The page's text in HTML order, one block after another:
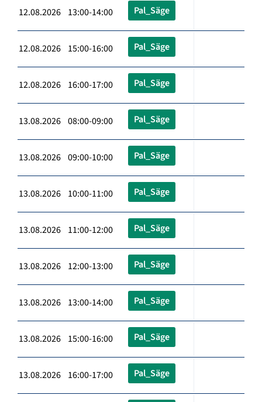
12.08.2026 13:00-14:00 Pal_Säge
12.08.2026 15:00-16:00 Pal_Säge
12.08.2026 16:00-17:00 Pal_Säge
13.08.2026 08:00-09:00 Pal_Säge
13.08.2026 09:00-10:00 Pal_Säge
13.08.2026 10:00-11:00 Pal_Säge
13.08.2026 11:00-12:00 Pal_Säge
13.08.2026 12:00-13:00 Pal_Säge
13.08.2026 13:00-14:00 Pal_Säge
13.08.2026 15:00-16:00 Pal_Säge
13.08.2026 16:00-17:00 Pal_Säge